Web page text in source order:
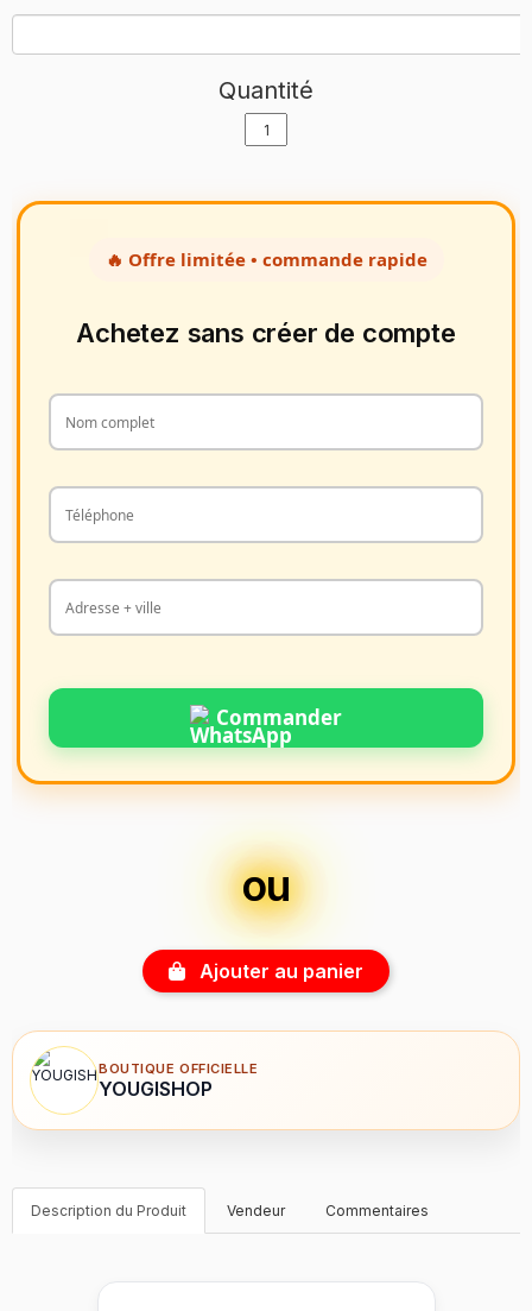
Quantité
🔥 Offre limitée • commande rapide
Achetez sans créer de compte
Commander
ou
Ajouter au panier
BOUTIQUE OFFICIELLE
YOUGISHOP
Description du Produit Vendeur Commentaires